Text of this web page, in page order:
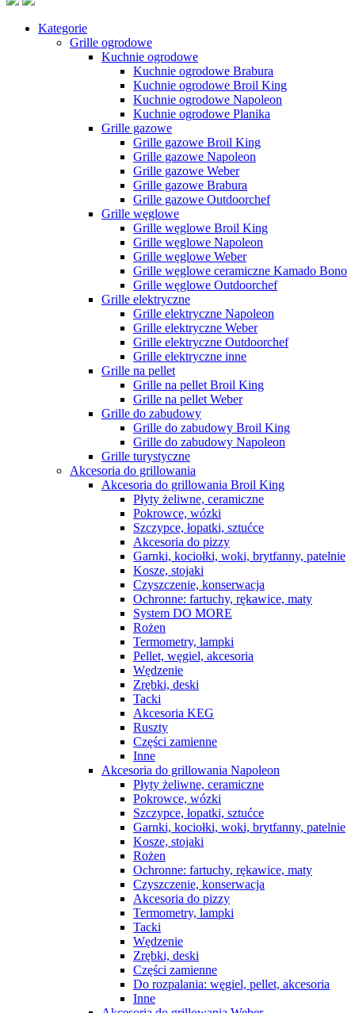
Kategorie
Grille ogrodowe
Kuchnie ogrodowe
Kuchnie ogrodowe Brabura
Kuchnie ogrodowe Broil King
Kuchnie ogrodowe Napoleon
Kuchnie ogrodowe Planika
Grille gazowe
Grille gazowe Broil King
Grille gazowe Napoleon
Grille gazowe Weber
Grille gazowe Brabura
Grille gazowe Outdoorchef
Grille węglowe
Grille węglowe Broil King
Grille węglowe Napoleon
Grille węglowe Weber
Grille węglowe ceramiczne Kamado Bono
Grille węglowe Outdoorchef
Grille elektryczne
Grille elektryczne Napoleon
Grille elektryczne Weber
Grille elektryczne Outdoorchef
Grille elektryczne inne
Grille na pellet
Grille na pellet Broil King
Grille na pellet Weber
Grille do zabudowy
Grille do zabudowy Broil King
Grille do zabudowy Napoleon
Grille turystyczne
Akcesoria do grillowania
Akcesoria do grillowania Broil King
Płyty żeliwne, ceramiczne
Pokrowce, wózki
Szczypce, łopatki, sztućce
Akcesoria do pizzy
Garnki, kociołki, woki, brytfanny, patelnie
Kosze, stojaki
Czyszczenie, konserwacja
Ochronne: fartuchy, rękawice, maty
System DO MORE
Rożen
Termometry, lampki
Pellet, węgiel, akcesoria
Wędzenie
Zrębki, deski
Tacki
Akcesoria KEG
Ruszty
Części zamienne
Inne
Akcesoria do grillowania Napoleon
Płyty żeliwne, ceramiczne
Pokrowce, wózki
Szczypce, łopatki, sztućce
Garnki, kociołki, woki, brytfanny, patelnie
Kosze, stojaki
Rożen
Ochronne: fartuchy, rękawice, maty
Czyszczenie, konserwacja
Akcesoria do pizzy
Termometry, lampki
Tacki
Wędzenie
Zrębki, deski
Części zamienne
Do rozpalania: węgiel, pellet, akcesoria
Inne